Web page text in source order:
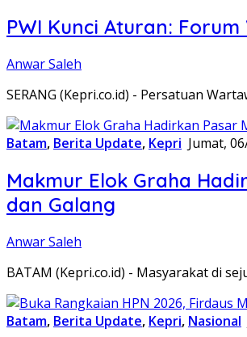
PWI Kunci Aturan:
Anwar Saleh
SERANG (Kepri.co.id) - Persatuan
Batam, Berita Update, Kepri Jumat,
Makmur Elok Graha
dan Galang
Anwar Saleh
BATAM (Kepri.co.id) - Masyarakat di
Batam, Berita Update, Kepri, Nasional